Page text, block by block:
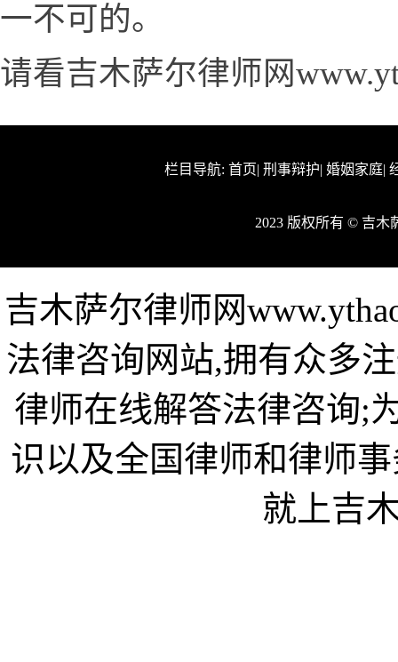
一不可的。
请看吉木萨尔律师网
栏目导航:首页|刑事辩护|婚姻家庭|
2023 版权所有 © 吉
吉木萨尔律师网
法律咨询网站,拥有众多
律师在线解答法律咨询;
识以及全国律师和律师
就上吉